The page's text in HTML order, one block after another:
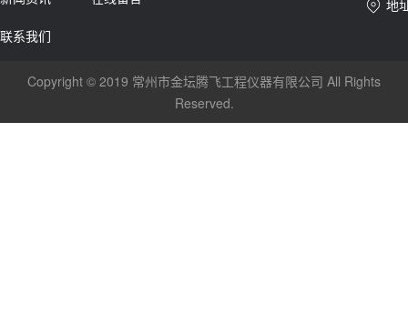
联系我们
地
Copyright © 2019 常州市金坛腾飞工程仪器有限公司 All Rights
Reserved.